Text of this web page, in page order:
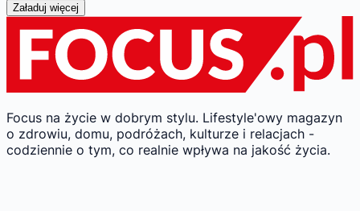
Załaduj więcej
Focus na życie w dobrym stylu. Lifestyle'owy magazyn
o zdrowiu, domu, podróżach, kulturze i relacjach -
codziennie o tym, co realnie wpływa na jakość życia.